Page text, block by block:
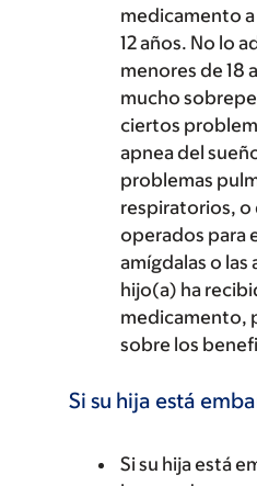
medicamento
12 años. No lo
menores de 18
mucho
ciertos
apnea del
problemas
respiratorios, o
operados para
amígdalas o las
hijo(a) ha
medicamento,
sobre los
Si su hija está
Si su hija está